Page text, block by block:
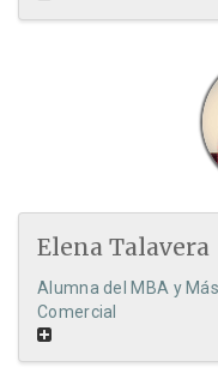
Elena Talavera
Alumna del MBA y
Comercial